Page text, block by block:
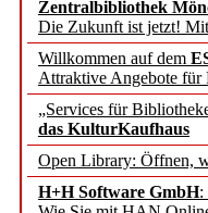
Zentralbibliothek
Die Zukunft ist jetzt!
Willkommen auf dem
Attraktive Angebote für
„Services für
das KulturKaufhaus
Open Library: Öffnen,
H+H Software GmbH:
besser
des